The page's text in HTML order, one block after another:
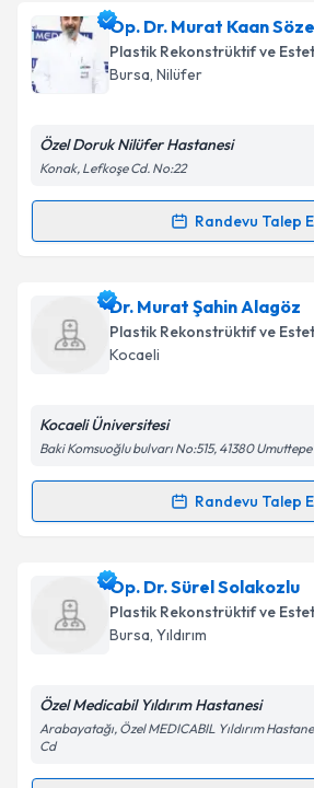
E-posta Adresiniz
Kişisel verilerimin işlenmesine
Metni'ni okudum ve kişisel
Op. Dr. Murat Kaan
Plastik Rekonstrüktif ve
Bursa, Nilüfer
Özel Doruk Nilüfer Hastanesi
Konak, Lefkoşe Cd. No:22
Randevu Talep
Randevu Takvimi Talebi
Op. Dr. Murat Kaan Sözeriçin
talebi oluşturun. Size bu uzmandan
için bir takvim hazırlandığında e-
E-posta Adresiniz
Kişisel verilerimin işlenmesine
kapsamda işlenmesini kabul
Takvim Talebini
Dr. Murat Şahin Alagöz
Plastik Rekonstrüktif ve
Kocaeli
Kocaeli Üniversitesi
Baki Komsuoğlu bulvarı No:515, 41380
Randevu Talep
Randevu Takvimi Talebi
Dr. Murat Şahin Alagöziçin
oluşturun. Size bu uzmandan
takvim hazırlandığında e-posta ile
Kişisel verilerimin işlenmesine
Op. Dr. Sürel Solakozlu
Plastik Rekonstrüktif ve
Bursa, Yıldırım
Özel Medicabil Yıldırım Hastanesi
Arabayatağı, Özel MEDICABIL Yıldırım
Cd